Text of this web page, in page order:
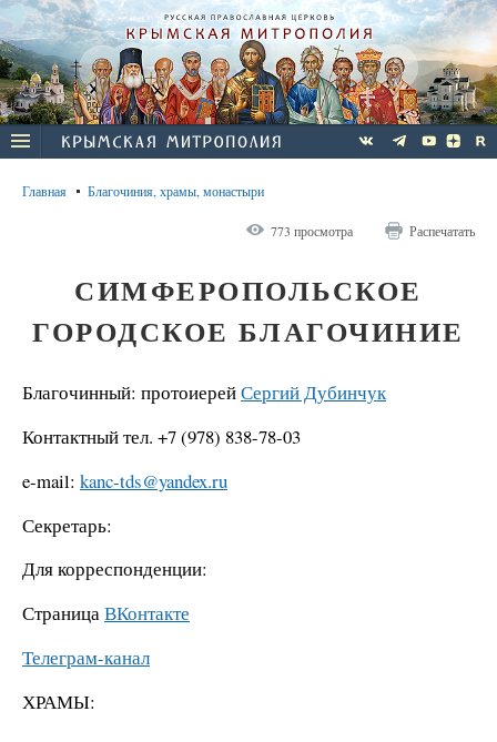
Главная Благочиния, храмы, монастыри
773 просмотра Распечатать
СИМФЕРОПОЛЬСКОЕ
ГОРОДСКОЕ БЛАГОЧИНИЕ
Благочинный: протоиерейСергий Дубинчук
Контактный тел. +7 (978) 838-78-03
e-mail: kanc-tds@yandex.ru
Секретарь:
Для корреспонденции:
СтраницаВКонтакте
Телеграм-канал
ХРАМЫ: